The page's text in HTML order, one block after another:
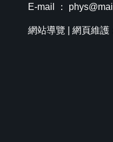
E-mail ：
網站導覽 | 網頁維